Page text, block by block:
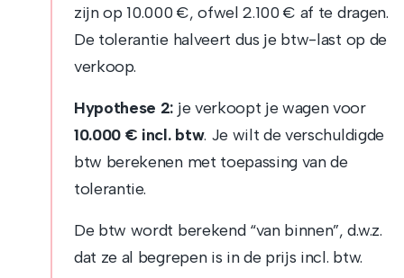
zijn op 10.000 €, ofwel 2.100 € af te dragen.
De tolerantie halveert dus je btw-last op de
verkoop.
Hypothese 2: je verkoopt je wagen voor
10.000 € incl. btw. Je wilt de verschuldigde
btw berekenen met toepassing van de
tolerantie.
De btw wordt berekend “van binnen”, d.w.z.
dat ze al begrepen is in de prijs incl. btw.